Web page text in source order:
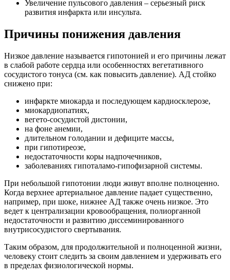
Увеличение пульсового давления – серьезный риск
развития инфаркта или инсульта.
Причины понижения давления
Низкое давление называется гипотонией и его причины лежат
в слабой работе сердца или особенностях вегетативного
сосудистого тонуса (см. как повысить давление). АД стойко
снижено при:
инфаркте миокарда и последующем кардиосклерозе,
миокардиопатиях,
вегето-сосудистой дистонии,
на фоне анемии,
длительном голодании и дефиците массы,
при гипотиреозе,
недостаточности коры надпочечников,
заболеваниях гипоталамо-гипофизарной системы.
При небольшой гипотонии люди живут вполне полноценно.
Когда верхнее артериальное давление падает существенно,
например, при шоке, нижнее АД также очень низкое. Это
ведет к централизации кровообращения, полиорганной
недостаточности и развитию диссеминированного
внутрисосудистого свертывания.
Таким образом, для продолжительной и полноценной жизни,
человеку стоит следить за своим давлением и удерживать его
в пределах физиологической нормы.